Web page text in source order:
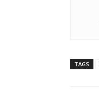
TAGS